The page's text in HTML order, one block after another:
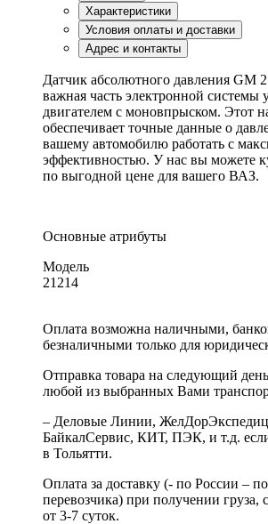
Характеристики
Условия оплаты и доставки
Адрес и контакты
Датчик абсолютного давления GM
важная часть электронной системы
двигателем с моновпрыском. Этот
обеспечивает точные данные о
вашему автомобилю работать с
эффективностью. У нас вы можете
по выгодной цене для вашего ВАЗ.
Основные атрибуты
Модель
21214
Оплата возможна наличными,
безналичными только для
Отправка товара на следующий
любой из выбранных Вами
– Деловые Линии,
БайкалСервис, КИТ, ПЭК, и т.д.
в Тольятти.
Оплата за доставку (- по России –
перевозчика) при получении груза,
от 3-7 суток.